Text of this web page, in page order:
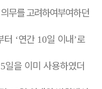
무를 고려하여부여하던
터 ‘연간 10일 이내’로
5일을 이미 사용하였더